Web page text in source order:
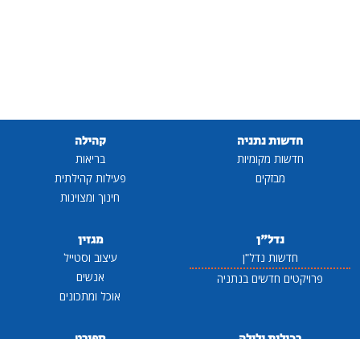
חדשות נתניה
חדשות מקומיות
מבזקים
קהילה
בריאות
פעילות קהילתית
חינוך ומצוינות
נדל"ן
חדשות נדל"ן
פרויקטים חדשים בנתניה
מגזין
עיצוב וסטייל
אנשים
אוכל ומתכונים